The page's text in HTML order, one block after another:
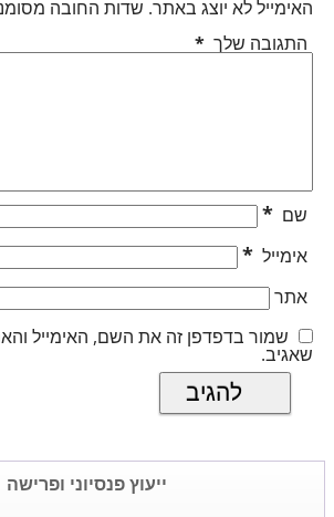
האימייל לא יוצג באתר. שדות החובה
התגובה שלך *
שם *
אימייל *
אתר
שמור בדפדפן זה את השם, האימייל
שאגיב.
ייעוץ פנסיוני ופרישה